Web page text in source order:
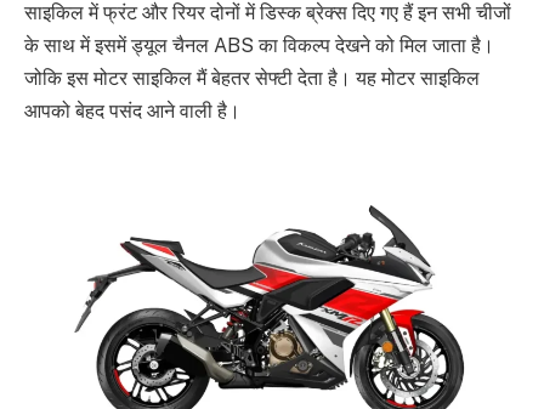
साइकिल में फ्रंट और रियर दोनों में डिस्क ब्रेक्स दिए गए हैं इन सभी चीजों
के साथ में इसमें ड्यूल चैनल ABS का विकल्प देखने को मिल जाता है।
जोकि इस मोटर साइकिल मैं बेहतर सेफ्टी देता है। यह मोटर साइकिल
आपको बेहद पसंद आने वाली है।